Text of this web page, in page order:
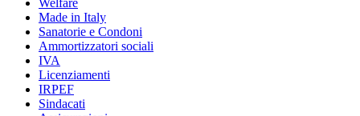
Welfare
Made in Italy
Sanatorie e Condoni
Ammortizzatori sociali
IVA
Licenziamenti
IRPEF
Sindacati